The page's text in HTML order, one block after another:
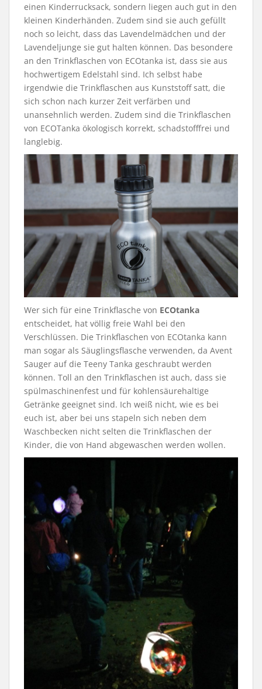
einen Kinderrucksack, sondern liegen auch gut in den
kleinen Kinderhänden. Zudem sind sie auch gefüllt
noch so leicht, dass das Lavendelmädchen und der
Lavendeljunge sie gut halten können. Das besondere
an den Trinkflaschen von ECOtanka ist, dass sie aus
hochwertigem Edelstahl sind. Ich selbst habe
irgendwie die Trinkflaschen aus Kunststoff satt, die
sich schon nach kurzer Zeit verfärben und
unansehnlich werden. Zudem sind die Trinkflaschen
von ECOTanka ökologisch korrekt, schadstofffrei und
langlebig.
Wer sich für eine Trinkflasche von ECOtanka
entscheidet, hat völlig freie Wahl bei den
Verschlüssen. Die Trinkflaschen von ECOtanka kann
man sogar als Säuglingsflasche verwenden, da Avent
Sauger auf die Teeny Tanka geschraubt werden
können. Toll an den Trinkflaschen ist auch, dass sie
spülmaschinenfest und für kohlensäurehaltige
Getränke geeignet sind. Ich weiß nicht, wie es bei
euch ist, aber bei uns stapeln sich neben dem
Waschbecken nicht selten die Trinkflaschen der
Kinder, die von Hand abgewaschen werden wollen.